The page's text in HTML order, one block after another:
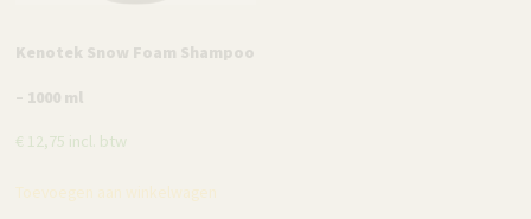
Kenotek Snow Foam Shampoo
– 1000 ml
€ 12,75 incl. btw
Toevoegen aan winkelwagen